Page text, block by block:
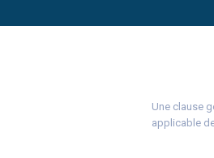
Une clause
applicable